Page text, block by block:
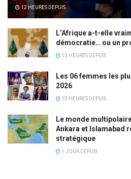
12 HEURES DEPUIS
L’Afrique a-t-elle
démocratie… ou un
13 HEURES DEPUIS
Les 06 femmes les
2026
19 HEURES DEPUIS
Le monde
Ankara et Islamabad
stratégique
1 JOUR DEPUIS